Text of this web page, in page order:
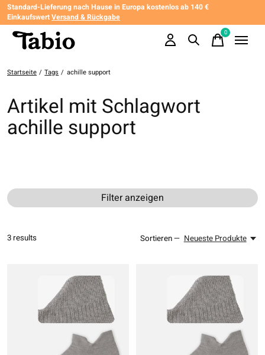
Standard-Lieferung nach Hause in Europa kostenlos ab 140 €
EinkaufswertVersand & Rückgabe
0items
Startseite / Tags / achille support
Artikel mit Schlagwort
achille support
Filter anzeigen
3 results Sortieren — Neueste Produkte